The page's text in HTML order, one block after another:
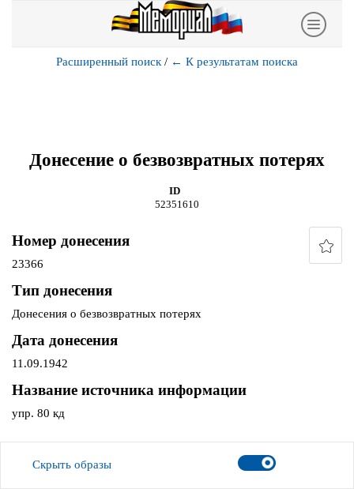
Расширенный поиск / ← К результатам поиска
Донесение о безвозвратных потерях
ID
52351610
Номер донесения
23366
Тип донесения
Донесения о безвозвратных потерях
Дата донесения
11.09.1942
Название источника информации
упр. 80 кд
Скрыть образы